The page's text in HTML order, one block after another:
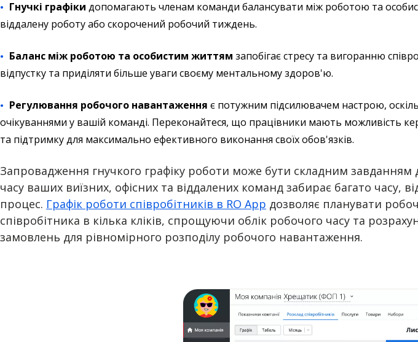
Гнучкі графіки допомагають членам команди балансувати між роботою та
віддалену роботу або скорочений робочий тиждень.
Баланс між роботою та особистим життям запобігає стресу та вигоранню
відпустку та приділяти більше уваги своєму ментальному здоров'ю.
Регулювання робочого навантаження є потужним підсилювачем настрою,
очікуваннями у вашій команді. Переконайтеся, що працівники мають можливість
та підтримку для максимально ефективного виконання своїх обов'язків.
Запровадження гнучкого графіку роботи може бути складним завданням
часу ваших виїзних, офісних та віддалених команд забирає багато
процес. Графік роботи співробітників в RO App дозволяє планувати
співробітника в кілька кліків, спрощуючи облік робочого часу та
замовлень для рівномірного розподілу робочого навантаження.